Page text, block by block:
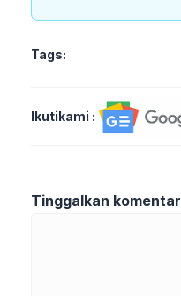
Tags:
Ikutikami :
Tinggalkan komentar